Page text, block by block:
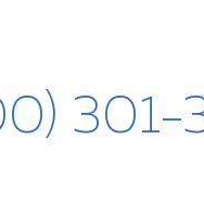
301-